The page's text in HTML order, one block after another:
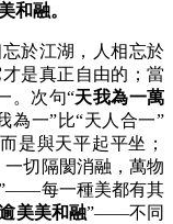
和融。
於江湖，人相忘於
是真正自由的；當
。次句“天我為一萬
一”比“天人合一”
是與天平起平坐；
切隔閡消融，萬物
每一種美都有其
美美和融”——不同